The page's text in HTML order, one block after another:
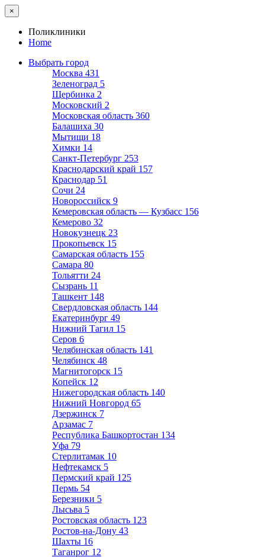
×
Поликлиники
Home
Выбрать город
Москва 431
Зеленоград 5
Щербинка 2
Московский 2
Московская область 360
Балашиха 30
Мытищи 18
Химки 14
Санкт-Петербург 253
Краснодарский край 157
Краснодар 51
Сочи 24
Новороссийск 9
Кемеровская область — Кузбасс 156
Кемерово 32
Новокузнецк 23
Прокопьевск 15
Самарская область 155
Самара 80
Тольятти 24
Сызрань 11
Ташкент 148
Свердловская область 144
Екатеринбург 49
Нижний Тагил 15
Серов 6
Челябинская область 141
Челябинск 48
Магнитогорск 15
Копейск 12
Нижегородская область 140
Нижний Новгород 65
Дзержинск 7
Арзамас 7
Республика Башкортостан 134
Уфа 79
Стерлитамак 10
Нефтекамск 5
Пермский край 125
Пермь 54
Березники 5
Лысьва 5
Ростовская область 123
Ростов-на-Дону 43
Шахты 16
Таганрог 12